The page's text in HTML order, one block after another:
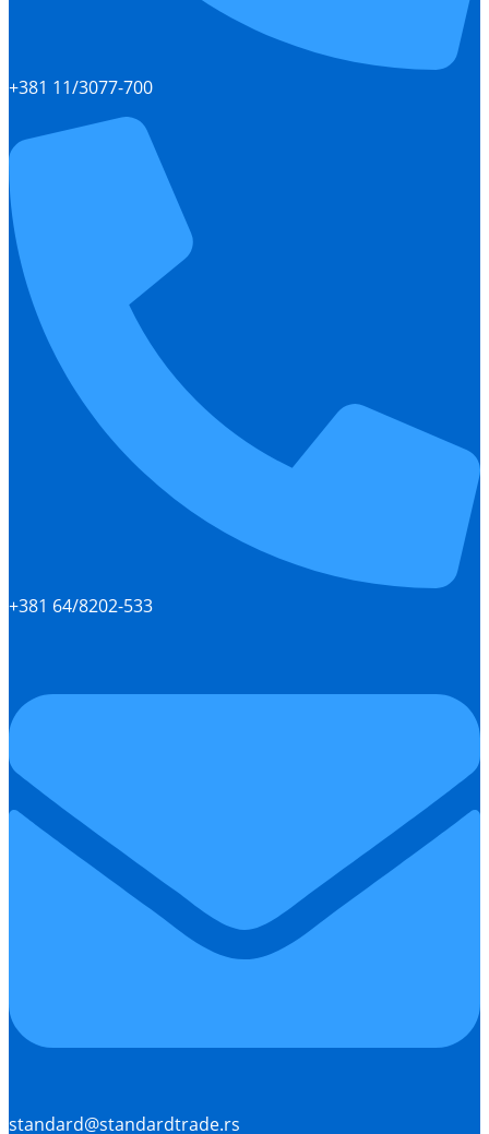
+381 11/3077-700
+381 64/8202-533
standard@standardtrade.rs